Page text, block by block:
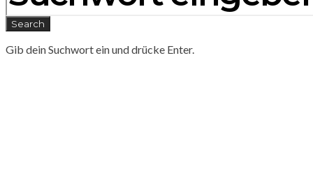
Search
Gib dein Suchwort ein und drücke Enter.